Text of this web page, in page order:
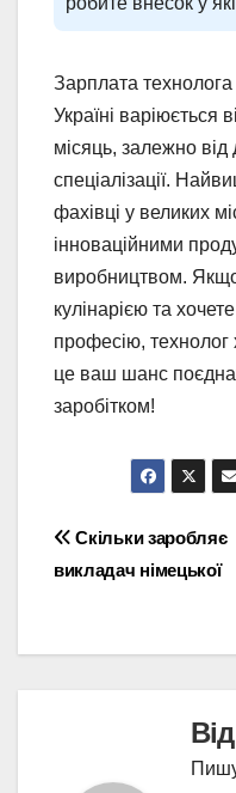
Зарплата
Україні варіюється
місяць, залежно від
спеціалізації.
фахівці у великих
інноваційними
виробництвом.
кулінарією та
професію, технолог
це ваш шанс
заробітком!
Навігація
записів
Скільки заробляє
викладач німецької
Від
Пишу